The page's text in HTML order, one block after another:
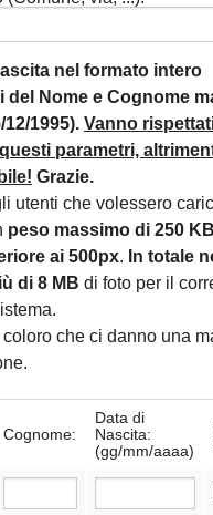
nel formato intero
del Nome e Cognome
1995). Vanno
parametri,
Grazie.
utenti che volessero
peso massimo di 250 KB
ai 500px. In totale
di 8 MB di foto per il
che ci danno una
Cognome:
Data di
Nascita:
(gg/mm/aaaa)